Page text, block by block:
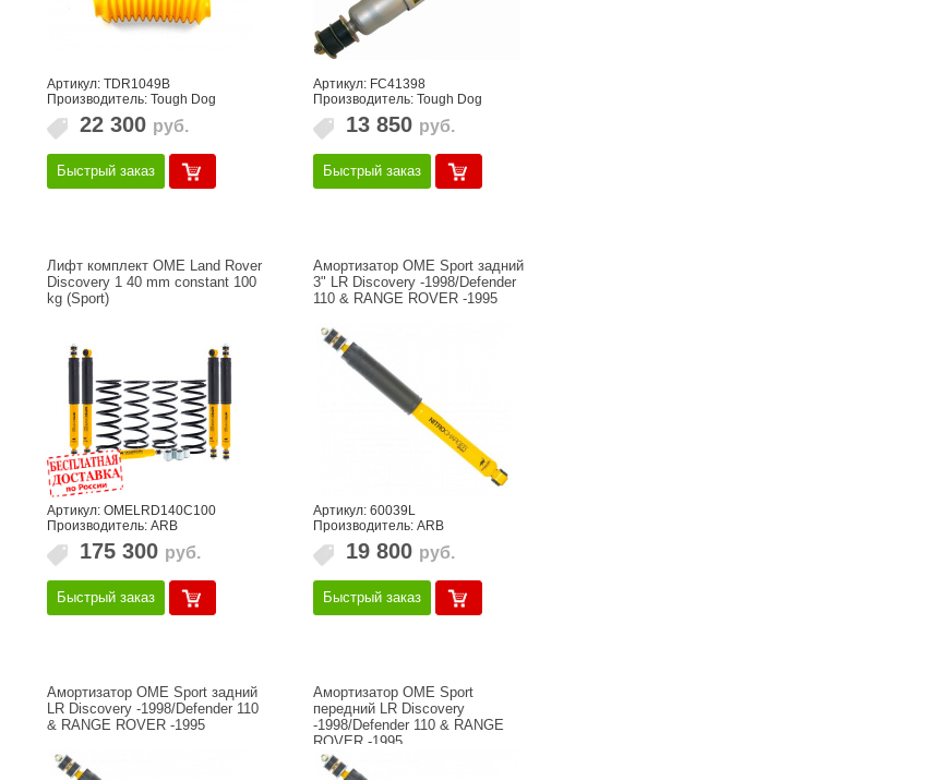
Артикул: TDR1049B
Производитель: Tough Dog
22 300 руб.
Быстрый заказ
Артикул: FC41398
Производитель: Tough Dog
13 850 руб.
Быстрый заказ
Лифт комплект OME Land Rover
Discovery 1 40 mm constant 100
kg (Sport)
Артикул: OMELRD140C100
Производитель: ARB
175 300 руб.
Быстрый заказ
Амортизатор OME Sport задний
3" LR Discovery -1998/Defender
110 & RANGE ROVER -1995
Артикул: 60039L
Производитель: ARB
19 800 руб.
Быстрый заказ
Амортизатор OME Sport задний
LR Discovery -1998/Defender 110
& RANGE ROVER -1995
Амортизатор OME Sport
передний LR Discovery
-1998/Defender 110 & RANGE
ROVER -1995